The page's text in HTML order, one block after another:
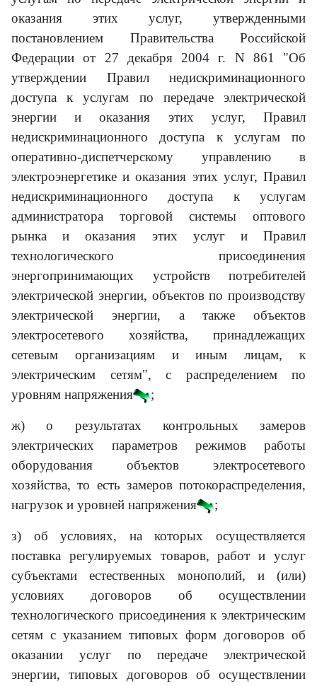
оказания этих услуг, утвержденными
постановлением Правительства Российской
Федерации от 27 декабря 2004 г. N 861 "Об
утверждении Правил недискриминационного
доступа к услугам по передаче электрической
энергии и оказания этих услуг, Правил
недискриминационного доступа к услугам по
оперативно-диспетчерскому управлению в
электроэнергетике и оказания этих услуг, Правил
недискриминационного доступа к услугам
администратора торговой системы оптового
рынка и оказания этих услуг и Правил
технологического присоединения
энергопринимающих устройств потребителей
электрической энергии, объектов по производству
электрической энергии, а также объектов
электросетевого хозяйства, принадлежащих
сетевым организациям и иным лицам, к
электрическим сетям", с распределением по
уровням напряжения
;
ж) о результатах контрольных замеров
электрических параметров режимов работы
оборудования объектов электросетевого
хозяйства, то есть замеров потокораспределения,
нагрузок и уровней напряжения
;
з) об условиях, на которых осуществляется
поставка регулируемых товаров, работ и услуг
субъектами естественных монополий, и (или)
условиях договоров об осуществлении
технологического присоединения к электрическим
сетям с указанием типовых форм договоров об
оказании услуг по передаче электрической
энергии, типовых договоров об осуществлении